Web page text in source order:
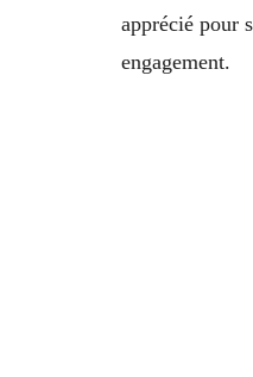
apprécié pour
engagement.